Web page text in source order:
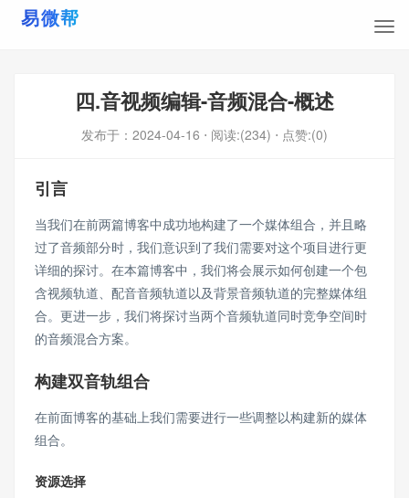
四.音视频编辑-音频混合-概述
发布于： 2024-04-16 ⋅ 阅读:(234) ⋅ 点赞:(0)
引言
当我们在前两篇博客中成功地构建了一个媒体组合，并且略
过了音频部分时，我们意识到了我们需要对这个项目进行更
详细的探讨。在本篇博客中，我们将会展示如何创建一个包
含视频轨道、配音音频轨道以及背景音频轨道的完整媒体组
合。更进一步，我们将探讨当两个音频轨道同时竞争空间时
的音频混合方案。
构建双音轨组合
在前面博客的基础上我们需要进行一些调整以构建新的媒体
组合。
资源选择